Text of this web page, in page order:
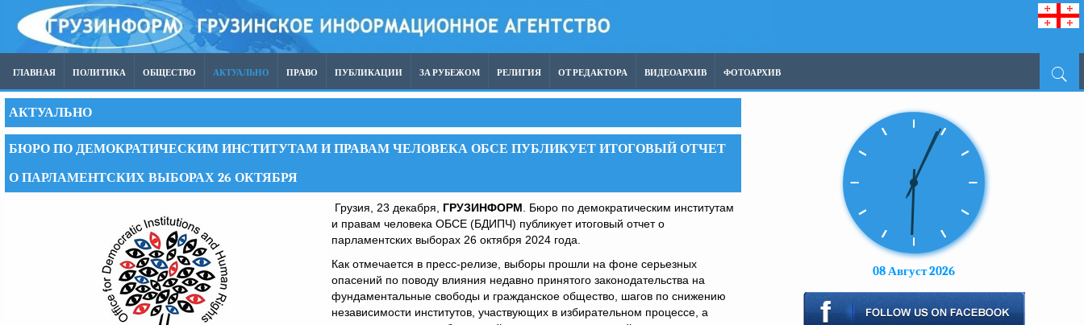
ГЛАВНАЯ ПОЛИТИКА ОБЩЕСТВО АКТУАЛЬНО ПРАВО ПУБЛИКАЦИИ ЗА РУБЕЖОМ РЕЛИГИЯ ОТ РЕДАКТОРА ВИДЕОАРХИВ ФОТОАРХИВ
АКТУАЛЬНО
БЮРО ПО ДЕМОКРАТИЧЕСКИМ ИНСТИТУТАМ И ПРАВАМ ЧЕЛОВЕКА ОБСЕ ПУБЛИКУЕТ ИТОГОВЫЙ ОТЧЕТ
О ПАРЛАМЕНТСКИХ ВЫБОРАХ 26 ОКТЯБРЯ
Грузия, 23 декабря, ГРУЗИНФОРМ . Бюро по демократическим институтам
и правам человека ОБСЕ (БДИПЧ) публикует итоговый отчет о
парламентских выборах 26 октября 2024 года.
Как отмечается в пресс-релизе, выборы прошли на фоне серьезных
опасений по поводу влияния недавно принятого законодательства на
фундаментальные свободы и гражданское общество, шагов по снижению
независимости институтов, участвующих в избирательном процессе, а
08 Август 2026